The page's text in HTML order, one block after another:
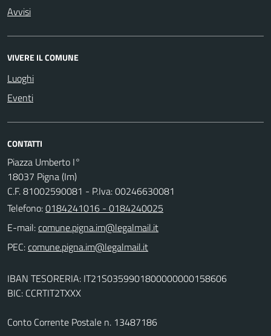
Avvisi
VIVERE IL COMUNE
Luoghi
Eventi
CONTATTI
Piazza Umberto I°
18037 Pigna (Im)
C.F. 81002590081 - P.Iva: 00246630081
Telefono:0184241016 - 0184240025
E-mail:
PEC:
IBAN TESORERIA: IT21S0359901800000000158606
BIC: CCRTIT2TXXX
Conto Corrente Postale n. 13487186